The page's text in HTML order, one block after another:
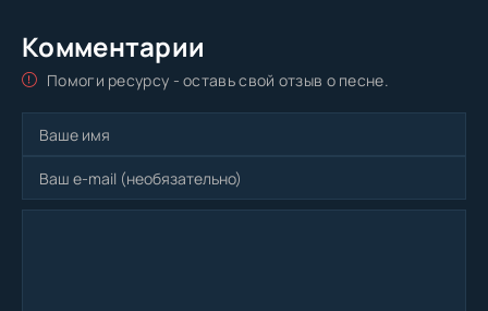
Комментарии
Помоги ресурсу - оставь свой отзыв о песне.